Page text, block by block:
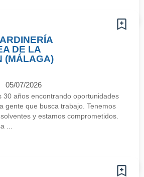
DE LA
(MÁLAGA)
05/07/2026
30 años encontrando oportunidades
gente que busca trabajo. Tenemos
y estamos comprometidos.
...